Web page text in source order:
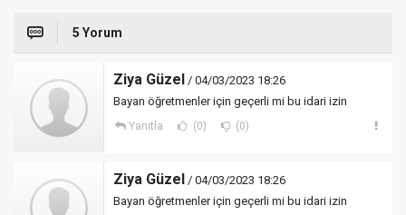
5 Yorum
Ziya Güzel / 04/03/2023 18:26
Bayan öğretmenler için geçerli mi bu idari izin
Yanıtla (0) (0)
Ziya Güzel / 04/03/2023 18:26
Bayan öğretmenler için geçerli mi bu idari izin